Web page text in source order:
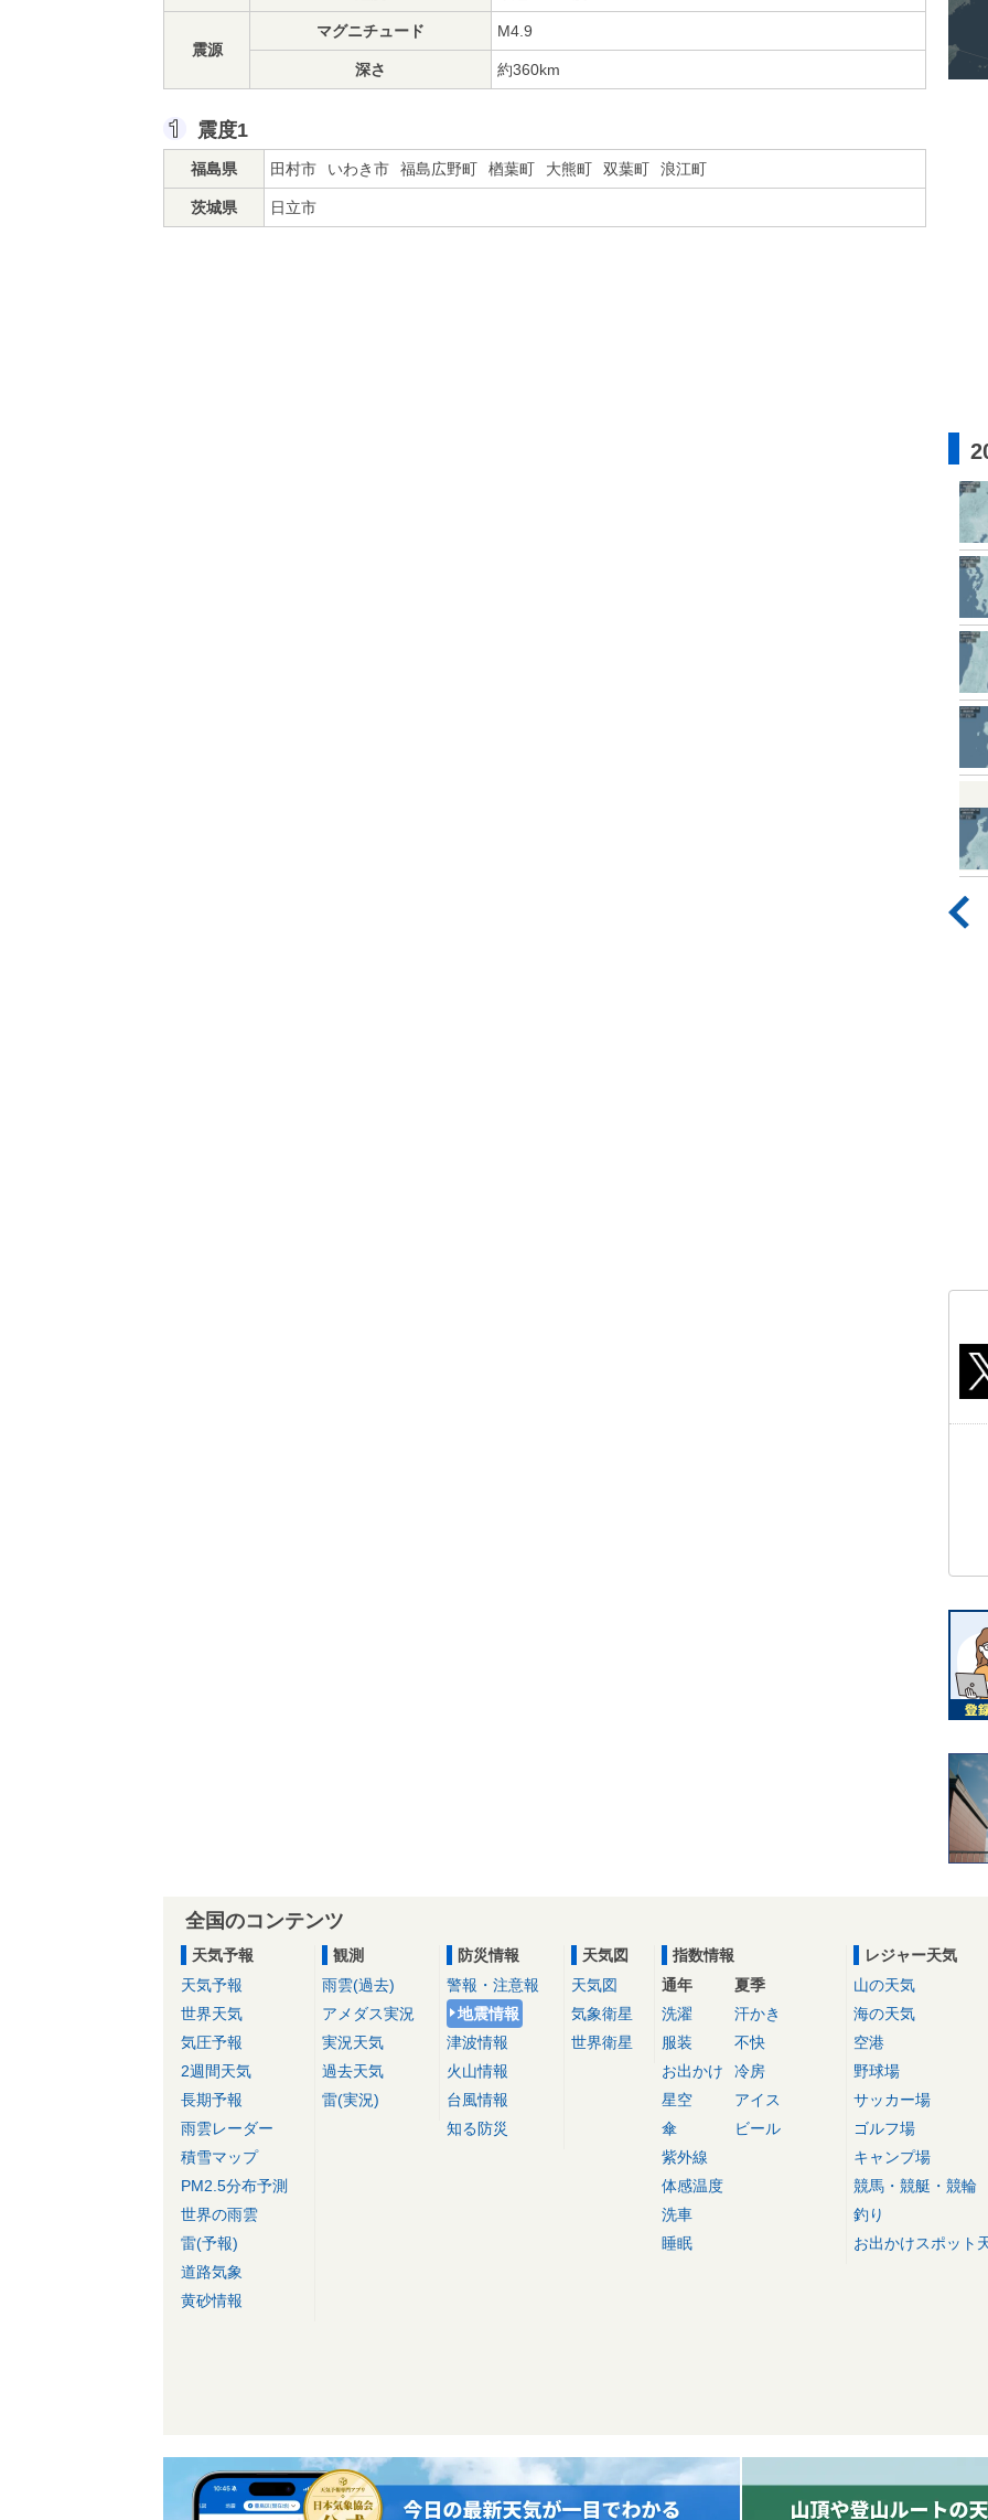
震源
マグニチュード M4.9
深さ 約360km
震度1
福島県 田村市 いわき市 福島広野町 楢葉町 大熊町 双葉町 浪江町
茨城県 日立市
全国のコンテンツ
天気予報
天気予報
世界天気
気圧予報
2週間天気
長期予報
雨雲レーダー
積雪マップ
PM2.5分布予測
世界の雨雲
雷(予報)
道路気象
黄砂情報
観測
雨雲(過去)
アメダス実況
実況天気
過去天気
雷(実況)
防災情報
警報・注意報
地震情報
津波情報
火山情報
台風情報
知る防災
天気図
天気図
気象衛星
世界衛星
指数情報
通年
洗濯
服装
お出かけ
星空
傘
紫外線
体感温度
洗車
睡眠
夏季
汗かき
不快
冷房
アイス
ビール
レジャー天気
山の天気
海の天気
空港
野球場
サッカー場
ゴルフ場
キャンプ場
競馬・競艇・競輪
釣り
お出かけスポット